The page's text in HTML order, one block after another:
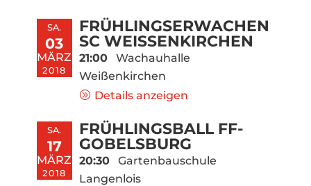
SA.
03
MÄRZ
2018
FRÜHLINGSERWACHEN
SC WEISSENKIRCHEN
21:00
Wachauhalle
Weißenkirchen
Details anzeigen
SA.
17
MÄRZ
2018
FRÜHLINGSBALL FF-
GOBELSBURG
20:30
Gartenbauschule
Langenlois